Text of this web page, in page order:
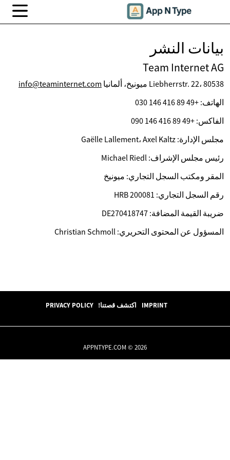
بيانات النشر
Team Internet AG
Liebherrstr. 22، 80538 ميونيخ، ألمانيا
info@teaminternet.com
الهاتف: +49 89 416 146 030
الفاكس: +49 89 416 146 090
مجلس الإدارة: Gaëlle Lallement، Axel Kaltz
رئيس مجلس الإشراف: Michael Riedl
المقر ومكتب السجل التجاري: ميونيخ
رقم السجل التجاري: HRB 200081
ضريبة القيمة المضافة: DE270418747
المسؤول عن المحتوى التحريري: Christian Schmoll
IMPRINT اكتشف قصتنا! PRIVACY POLICY
APPNTYPE.COM © 2026